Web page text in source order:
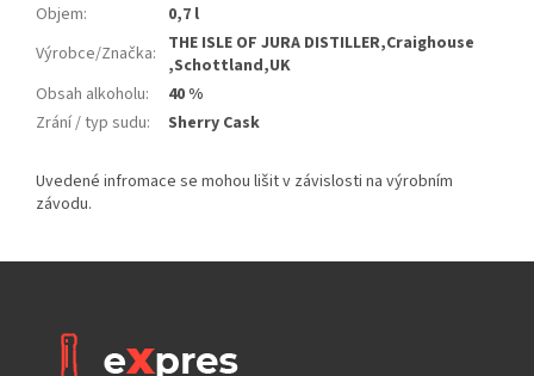
Objem:
0,7 l
Výrobce/Značka: THE ISLE OF JURA DISTILLER,Craighouse
,Schottland,UK
Obsah alkoholu:
40 %
Zrání / typ sudu: Sherry Cask